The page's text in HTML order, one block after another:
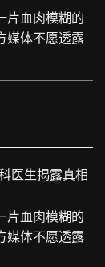
片血肉模糊的
媒体不愿透露
片血肉模糊的
媒体不愿透露